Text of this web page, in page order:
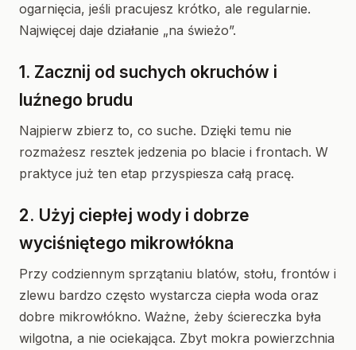
ogarnięcia, jeśli pracujesz krótko, ale regularnie.
Najwięcej daje działanie „na świeżo”.
1. Zacznij od suchych okruchów i
luźnego brudu
Najpierw zbierz to, co suche. Dzięki temu nie
rozmażesz resztek jedzenia po blacie i frontach. W
praktyce już ten etap przyspiesza całą pracę.
2. Użyj ciepłej wody i dobrze
wyciśniętego mikrowłókna
Przy codziennym sprzątaniu blatów, stołu, frontów i
zlewu bardzo często wystarcza ciepła woda oraz
dobre mikrowłókno. Ważne, żeby ściereczka była
wilgotna, a nie ociekająca. Zbyt mokra powierzchnia